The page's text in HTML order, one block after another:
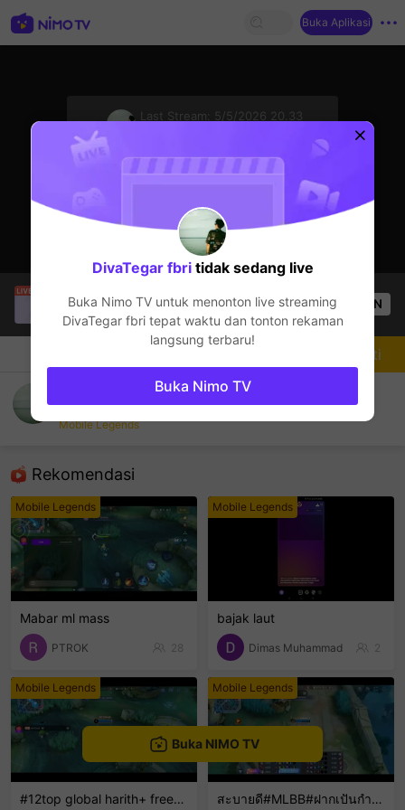
Buka Aplikasi
Last Stream:
5/5/2026 20.33
Christine Eunmin
sedang siaran langsung!
Mobile Legends
55 Penonton OPEN
DivaTegar fbri
Mobile Legends
Rekomendasi
Mobile Legends
Mabar ml mass
PTROK 28
Mobile Legends
bajak laut
Dimas Muhammad 2
Mobile Legends
#12top global harith+ freestyle
Mobile Legends
สะบายดี#MLBB#ฝากเปันกำลังใจ
Mengikuti
Buka NIMO TV
DivaTegar fbritidak sedang live
Buka Nimo TV untuk menonton live streaming
DivaTegar fbritepat waktu dan tonton rekaman
langsung terbaru!
Buka Nimo TV